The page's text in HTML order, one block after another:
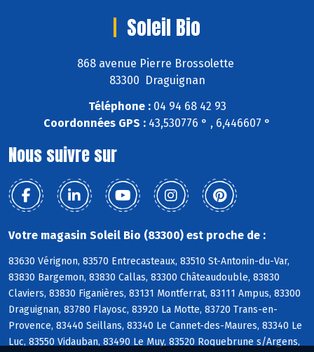
Soleil Bio
868 avenue Pierre Brossolette
83300 Draguignan
Téléphone :04 94 68 42 93
Coordonnées GPS : 43,530776 ° , 6,446607 °
Nous suivre sur
Votre magasin Soleil Bio (83300) est proche de :
83630 Vérignon, 83570 Entrecasteaux, 83510 St-Antonin-du-Var,
83830 Bargemon, 83830 Callas, 83300 Châteaudouble, 83830
Claviers, 83830 Figanières, 83131 Montferrat, 83111 Ampus, 83300
Draguignan, 83780 Flayosc, 83920 La Motte, 83720 Trans-en-
Provence, 83440 Seillans, 83340 Le Cannet-des-Maures, 83340 Le
Luc, 83550 Vidauban, 83490 Le Muy, 83520 Roquebrune s/Argens,